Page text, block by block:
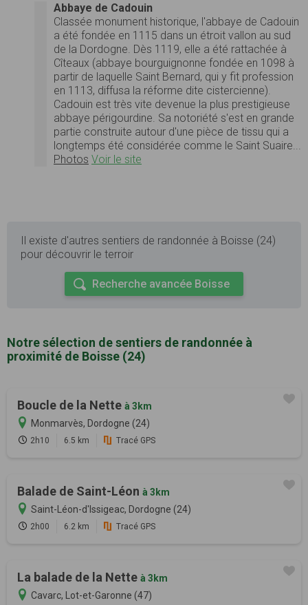
Abbaye de Cadouin
Classée monument historique, l'abbaye de Cadouin
a été fondée en 1115 dans un étroit vallon au sud
de la Dordogne. Dès 1119, elle a été rattachée à
Cîteaux (abbaye bourguignonne fondée en 1098 à
partir de laquelle Saint Bernard, qui y fit profession
en 1113, diffusa la réforme dite cistercienne).
Cadouin est très vite devenue la plus prestigieuse
abbaye périgourdine. Sa notoriété s'est en grande
partie construite autour d'une pièce de tissu qui a
longtemps été considérée comme le Saint Suaire...
Photos Voir le site
Il existe d'autres sentiers de randonnée à Boisse (24)
pour découvrir le terroir
Recherche avancée Boisse
Notre sélection de sentiers de randonnée à
proximité de Boisse (24)
Boucle de la Nette à 3km
Monmarvès, Dordogne (24)
2h10 6.5 km Tracé GPS
Balade de Saint-Léon à 3km
Saint-Léon-d'Issigeac, Dordogne (24)
2h00 6.2 km Tracé GPS
La balade de la Nette à 3km
Cavarc, Lot-et-Garonne (47)